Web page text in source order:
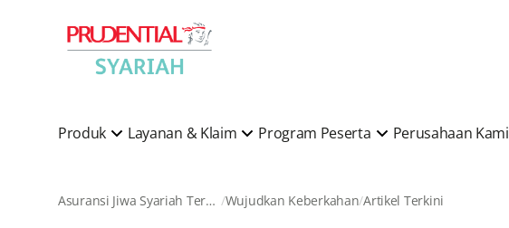
Produk Layanan & Klaim Program Peserta Perusahaan Kami
Asuransi Jiwa Syariah Terkemuka di Indonesia Wujudkan Keberkahan Artikel Terkini